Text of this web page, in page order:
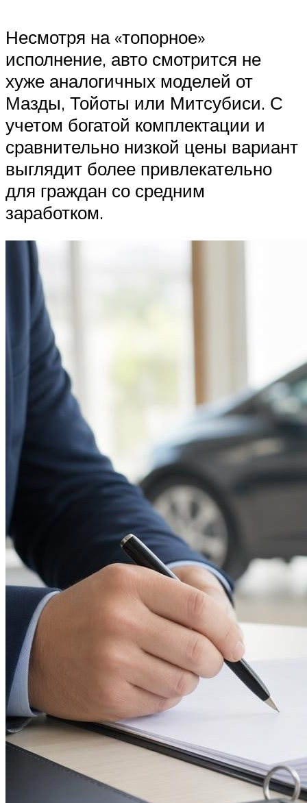
Несмотря на «топорное»
исполнение, авто смотрится не
хуже аналогичных моделей от
Мазды, Тойоты или Митсубиси. С
учетом богатой комплектации и
сравнительно низкой цены вариант
выглядит более привлекательно
для граждан со средним
заработком.